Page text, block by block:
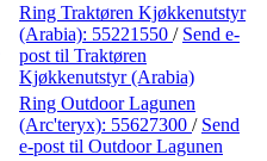
Ring Traktøren Kjøkkenutstyr
(Arabia): 55221550 / Send e-
post til Traktøren
Kjøkkenutstyr (Arabia)
Ring Outdoor Lagunen
(Arc'teryx): 55627300 / Send
e-post til Outdoor Lagunen